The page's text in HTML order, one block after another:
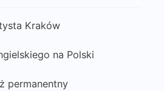
Kraków
na Polski
permanentny